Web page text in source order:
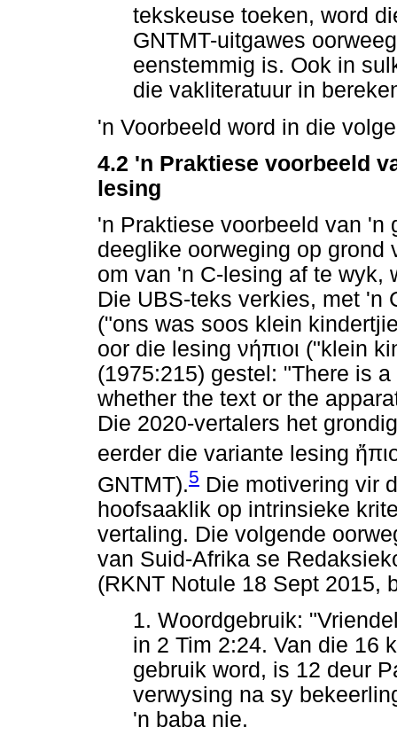
tekskeuse toeken, word
GNTMT-uitgawes
eenstemmig is. Ook in
die vakliteratuur in
'n Voorbeeld word in die
4.2 'n Praktiese voorbeeld
lesing
'n Praktiese voorbeeld van 'n
deeglike oorweging op
om van 'n C-lesing af te wyk,
Die UBS-teks verkies, met 'n
("ons was soos klein
oor die lesing νήπιοι ("klein
(1975:215) gestel: "There is
whether the text or the
Die 2020-vertalers het
eerder die variante lesing
GNTMT).5 Die motivering vir
hoofsaaklik op intrinsieke
vertaling. Die volgende
van Suid-Afrika se
(RKNT Notule 18 Sept 2015,
1. Woordgebruik:
in 2 Tim 2:24. Van die 16
gebruik word, is 12 deur
verwysing na sy
'n baba nie.